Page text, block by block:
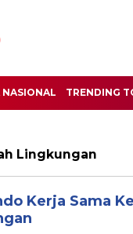
NASIONAL TRENDING
Lingkungan
Kerja Sama